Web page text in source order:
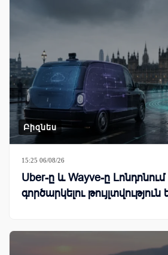
Բիզնես
15:25 06/08/26
Uber-ը և Wayve-ը
գործարկելու